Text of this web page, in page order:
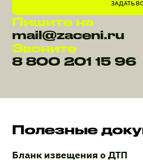
ЗАДАТЬ
Пишите на
mail@zaceni.ru
Звоните
8 800 201 15 96
Полезные
Бланк извещения о ДТП